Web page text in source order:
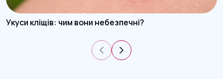
Укуси кліщів: чим вони небезпечні?